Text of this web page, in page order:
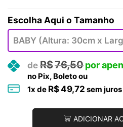
Tamanho
R$76,50
no Pix, Boleto ou
1x de R$49,72 sem
ADICIONAR